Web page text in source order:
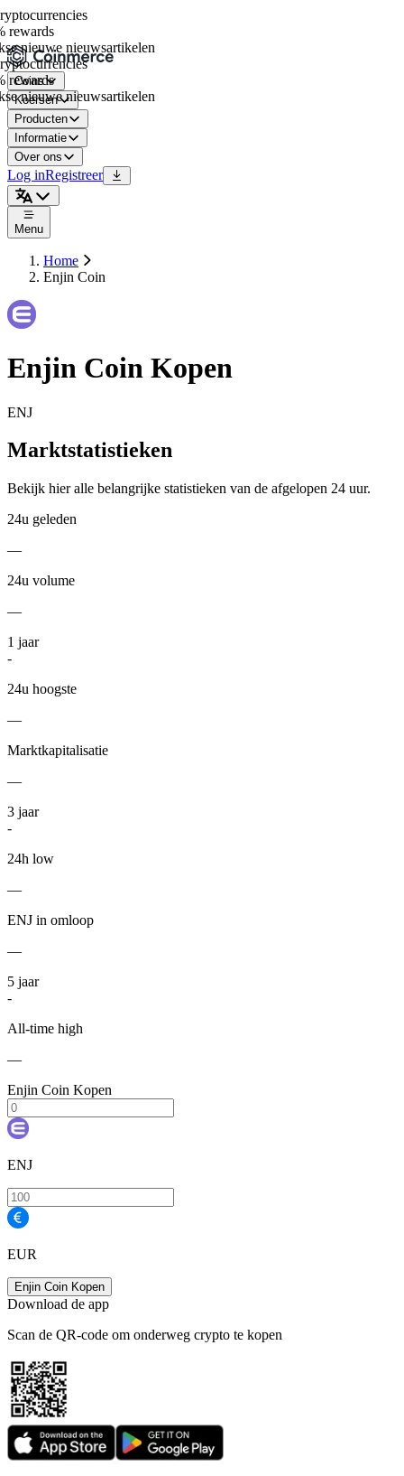
nieuwe nieuwsartikelen
nieuwe nieuwsartikelen
Coins
Koersen
Producten
Informatie
Over ons
Log inRegistreer
Menu
Home
Enjin Coin
Enjin Coin Kopen
ENJ
Marktstatistieken
Bekijk hier alle belangrijke statistieken van de afgelopen 24 uur.
24u geleden
—
24u volume
—
1 jaar
-
24u hoogste
—
Marktkapitalisatie
—
3 jaar
-
24h low
—
ENJ in omloop
—
5 jaar
-
All-time high
—
Enjin Coin Kopen
ENJ
EUR
Enjin Coin Kopen
Download de app
Scan de QR-code om onderweg crypto te kopen